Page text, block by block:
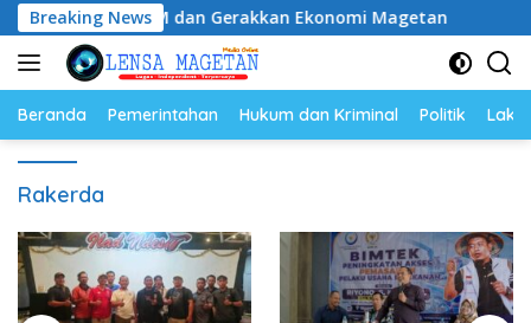
Langsung
ke
konten
Breaking News
SDM dan Gerakkan Ekonomi Magetan Riyono
Beranda Pemerintahan Hukum dan Kriminal Politik
Rakerda